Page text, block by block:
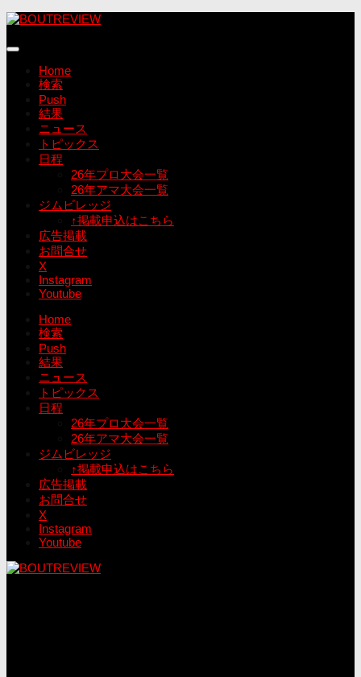
コ
テ
Home
検索
Push
結果
ニュース
トピックス
日程
26年プロ大会一覧
26年アマ大会一覧
ジムビレッジ
↑掲載申込はこちら
広告掲載
お問合せ
X
Instagram
Youtube
Home
検索
Push
結果
ニュース
トピックス
日程
26年プロ大会一覧
26年アマ大会一覧
ジムビレッジ
↑掲載申込はこちら
広告掲載
お問合せ
X
Instagram
Youtube